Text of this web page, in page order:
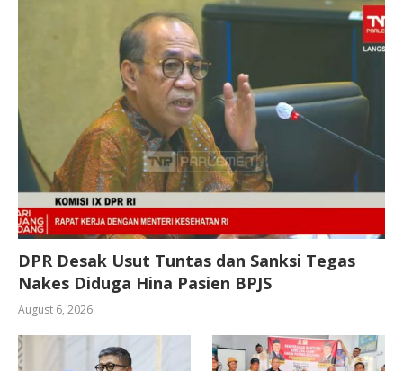
DPR Desak Usut Tuntas dan Sanksi Tegas
Nakes Diduga Hina Pasien BPJS
August 6, 2026